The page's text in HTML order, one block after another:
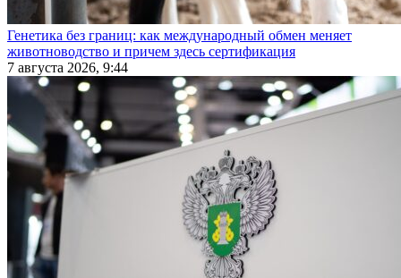
Генетика без границ: как международный обмен меняет
животноводство и причем здесь сертификация
7 августа 2026, 9:44